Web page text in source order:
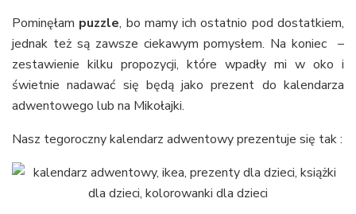
Pominęłam puzzle, bo mamy ich ostatnio pod dostatkiem,
jednak też są zawsze ciekawym pomysłem. Na koniec –
zestawienie kilku propozycji, które wpadły mi w oko i
świetnie nadawać się będą jako prezent do kalendarza
adwentowego lub na Mikołajki.
Nasz tegoroczny kalendarz adwentowy prezentuje się tak :